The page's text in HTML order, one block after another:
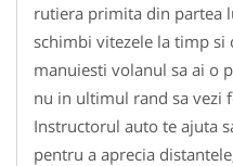
rutiera primita din partea
schimbi vitezele la timp si
manuiesti volanul sa ai o
nu in ultimul rand sa vezi
Instructorul auto te ajuta
pentru a aprecia